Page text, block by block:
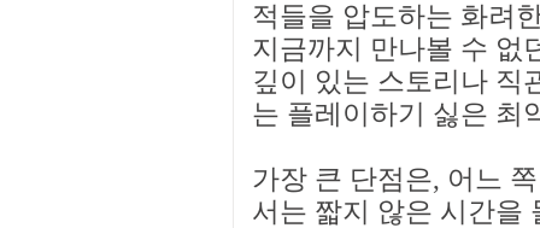
적들을 압도하는 화려
지금까지 만나볼 수 없
깊이 있는 스토리나 직
는 플레이하기 싫은 최
가장 큰 단점은, 어느
서는 짧지 않은 시간을